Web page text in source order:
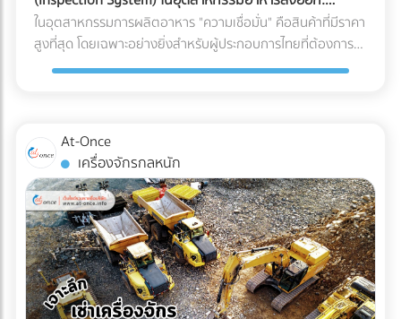
ปราการด่านสุดท้ายสู่ตลาดโลก
ในอุตสาหกรรมการผลิตอาหาร "ความเชื่อมั่น" คือสินค้าที่มีราคา
สูงที่สุด โดยเฉพาะอย่างยิ่งสำหรับผู้ประกอบการไทยที่ต้องการ
ส่งออกสินค้าไปยังตลาดต่างประเทศที่มีมาตรฐานเข้มงวดอย่าง
อัตโนมัติ หรือ Inspection System จึงไม่ใช่แค่เครื่องจักรในสาย
การผลิต แต่มันคือ "ผู้พิทักษ์แบรนด์" ที่ป้องกันความผิดพลาดที่
อาจทำลายธุรกิจได้ในชั่วข้ามคืน
At-Once
เครื่องจักรกลหนัก